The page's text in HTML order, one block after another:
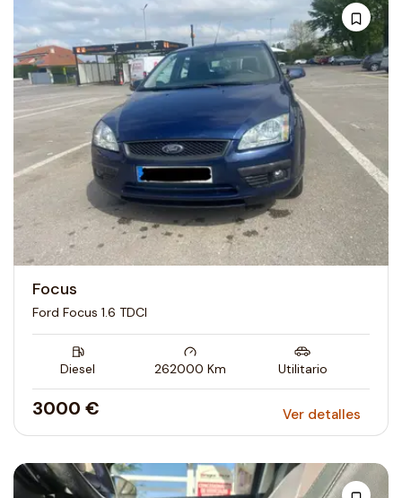
Focus
Ford Focus 1.6 TDCI
Diesel 262000 Km Utilitario
3000 € Ver detalles